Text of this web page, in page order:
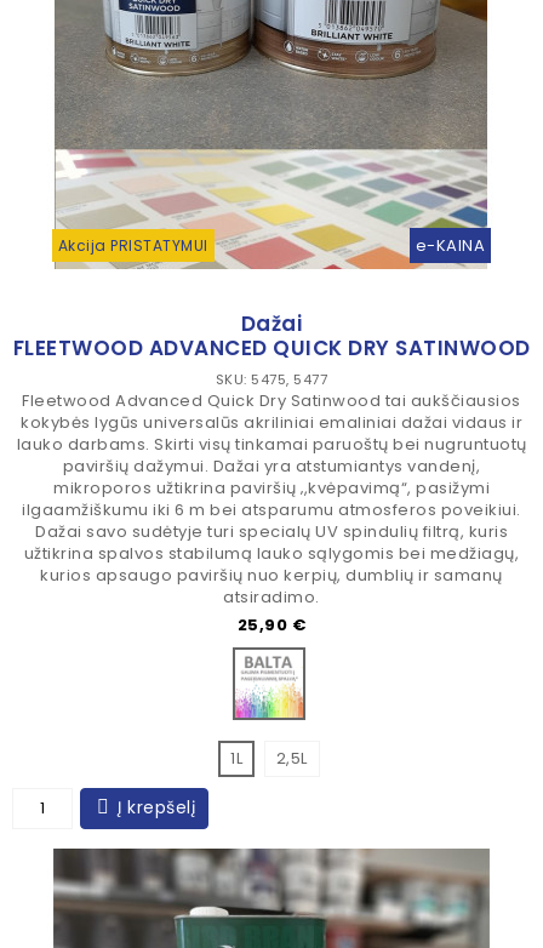
Akcija PRISTATYMUI e-KAINA
Dažai
FLEETWOOD ADVANCED QUICK DRY SATINWOOD
SKU: 5475, 5477
Fleetwood Advanced Quick Dry Satinwood tai aukščiausios
kokybės lygūs universalūs akriliniai emaliniai dažai vidaus ir
lauko darbams. Skirti visų tinkamai paruoštų bei nugruntuotų
paviršių dažymui. Dažai yra atstumiantys vandenį,
mikroporos užtikrina paviršių ‚,kvėpavimą“, pasižymi
ilgaamžiškumu iki 6 m bei atsparumu atmosferos poveikiui.
Dažai savo sudėtyje turi specialų UV spindulių filtrą, kuris
užtikrina spalvos stabilumą lauko sąlygomis bei medžiagų,
kurios apsaugo paviršių nuo kerpių, dumblių ir samanų
atsiradimo.
Kaina
25,90 €
Bazė spalvinimui
1L 2,5L
Į krepšelį